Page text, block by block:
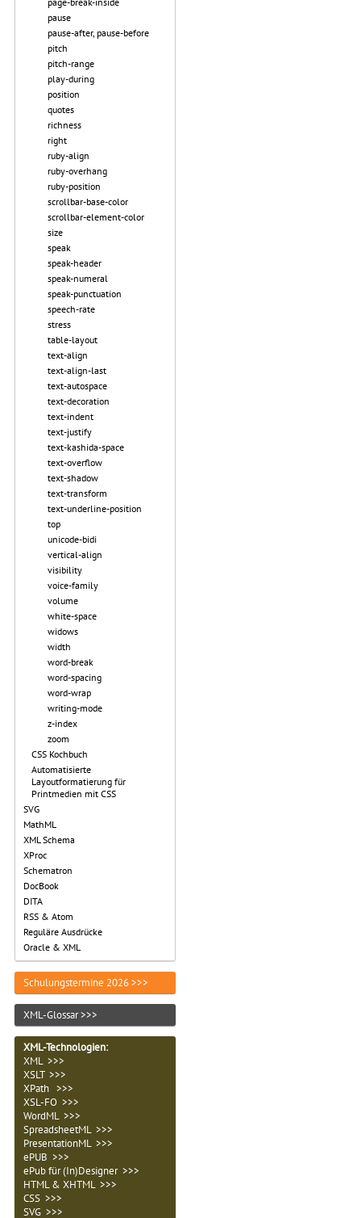
pause
pause-after, pause-before
pitch
pitch-range
play-during
position
quotes
richness
right
ruby-align
ruby-overhang
ruby-position
scrollbar-base-color
scrollbar-element-color
size
speak
speak-header
speak-numeral
speak-punctuation
speech-rate
stress
table-layout
text-align
text-align-last
text-autospace
text-decoration
text-indent
text-justify
text-kashida-space
text-overflow
text-shadow
text-transform
text-underline-position
top
unicode-bidi
vertical-align
visibility
voice-family
volume
white-space
widows
width
word-break
word-spacing
word-wrap
writing-mode
z-index
zoom
CSS Kochbuch
Automatisierte
Layoutformatierung für
Printmedien mit CSS
SVG
MathML
XML Schema
XProc
Schematron
DocBook
DITA
RSS & Atom
Reguläre Ausdrücke
Oracle & XML
Schulungstermine 2026 >>>
XML-Glossar >>>
XML-Technologien:
XML >>>
XSLT >>>
XPath >>>
XSL-FO >>>
WordML >>>
SpreadsheetML >>>
PresentationML >>>
ePUB >>>
ePub für (In)Designer >>>
HTML & XHTML >>>
CSS >>>
SVG >>>